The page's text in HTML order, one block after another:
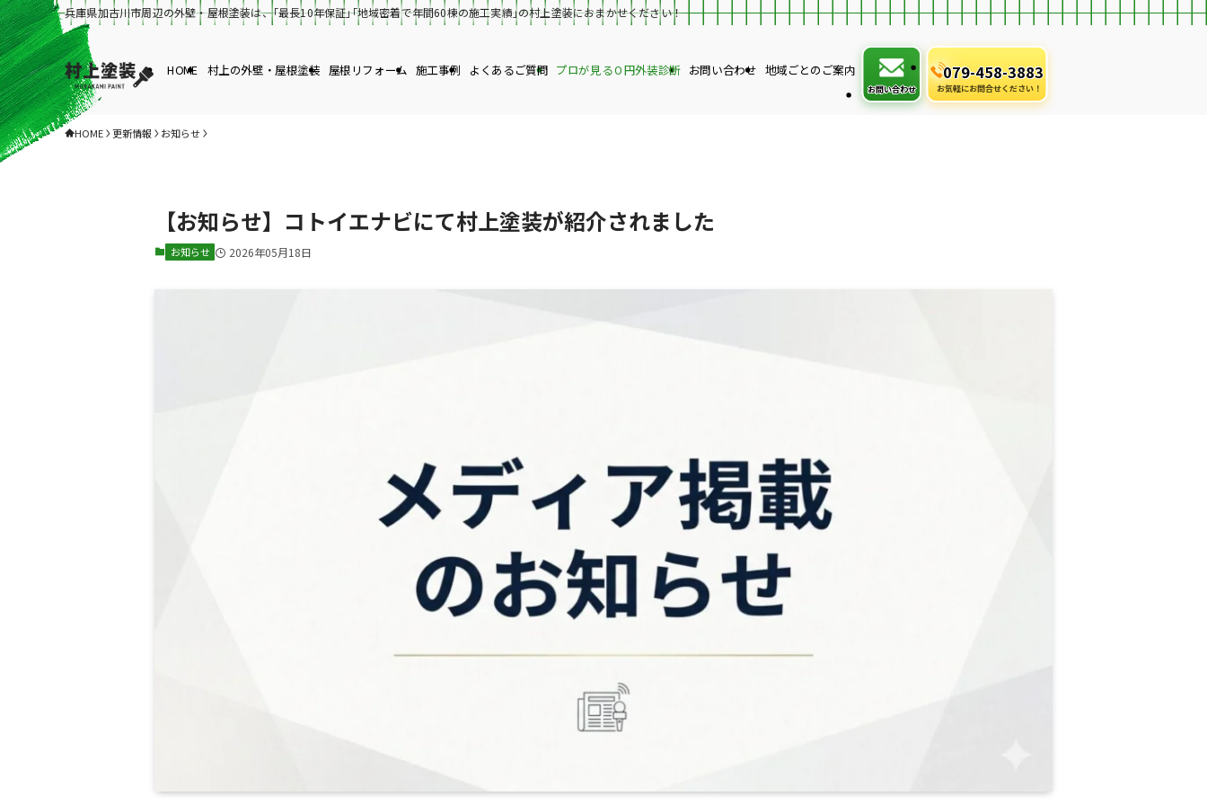
兵庫県加古川市周辺の外壁・屋根塗装は、｢最長10年保証｣｢地域密着で年間60棟の施工実績｣の村上塗装におまかせください！
HOME 村上の外壁・屋根塗装 屋根リフォーム 施工事例 よくあるご質問 プロが見る０円外装診断 お問い合わせ 地域ごとのご案内
お問い合わせ
079-458-3883
お気軽にお問合せください！
HOME 更新情報 お知らせ
【お知らせ】コトイエナビにて村上塗装が紹介されました
お知らせ 2026年05月18日